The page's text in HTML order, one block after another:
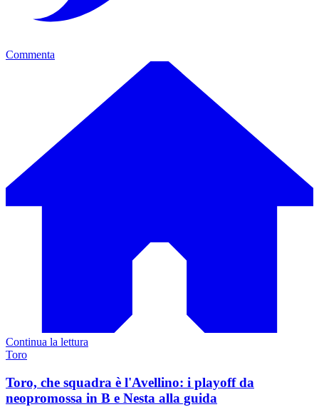
Commenta
Continua la lettura
Toro
Toro, che squadra è l'Avellino: i playoff da
neopromossa in B e Nesta alla guida